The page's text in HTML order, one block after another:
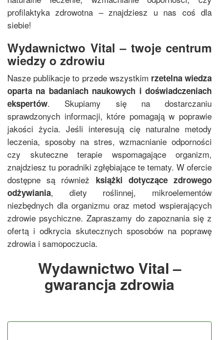
profilaktyka zdrowotna – znajdziesz u nas coś dla
siebie!
Wydawnictwo Vital – twoje centrum
wiedzy o zdrowiu
Nasze publikacje to przede wszystkim rzetelna wiedza
oparta na badaniach naukowych i doświadczeniach
ekspertów. Skupiamy się na dostarczaniu
sprawdzonych informacji, które pomagają w poprawie
jakości życia. Jeśli interesują cię naturalne metody
leczenia, sposoby na stres, wzmacnianie odporności
czy skuteczne terapie wspomagające organizm,
znajdziesz tu poradniki zgłębiające te tematy. W ofercie
dostępne są również książki dotyczące zdrowego
odżywiania, diety roślinnej, mikroelementów
niezbędnych dla organizmu oraz metod wspierających
zdrowie psychiczne. Zapraszamy do zapoznania się z
ofertą i odkrycia skutecznych sposobów na poprawę
zdrowia i samopoczucia.
Wydawnictwo Vital –
gwarancja zdrowia